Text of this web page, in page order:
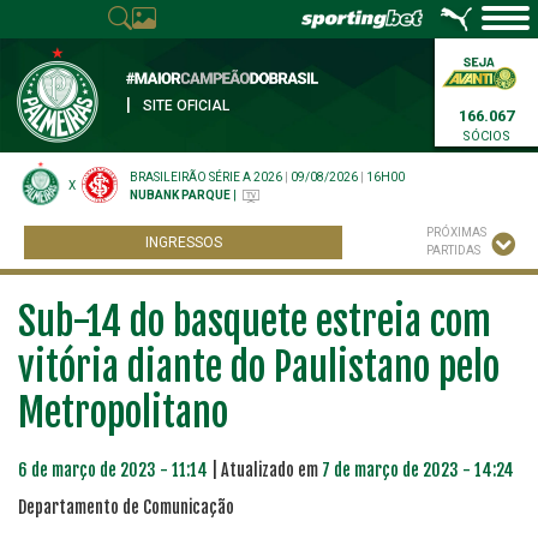
SITE OFICIAL
166.067
SÓCIOS
X
BRASILEIRÃO SÉRIE A 2026 09/08/2026
16H00
NUBANK PARQUE
INGRESSOS
PRÓXIMAS
PARTIDAS
Sub-14 do basquete estreia com
vitória diante do Paulistano pelo
Metropolitano
6 de março de 2023 - 11:14 | Atualizado em 7 de março de 2023 - 14:24
Departamento de Comunicação